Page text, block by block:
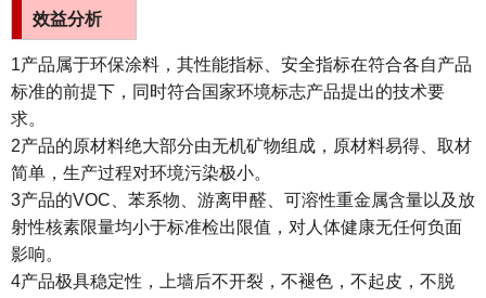
效益分析
1产品属于环保涂料，其性能指标、安全指标在符合各自产品
标准的前提下，同时符合国家环境标志产品提出的技术要
求。
2产品的原材料绝大部分由无机矿物组成，原材料易得、取材
简单，生产过程对环境污染极小。
3产品的VOC、苯系物、游离甲醛、可溶性重金属含量以及放
射性核素限量均小于标准检出限值，对人体健康无任何负面
影响。
4产品极具稳定性，上墙后不开裂，不褪色，不起皮，不脱